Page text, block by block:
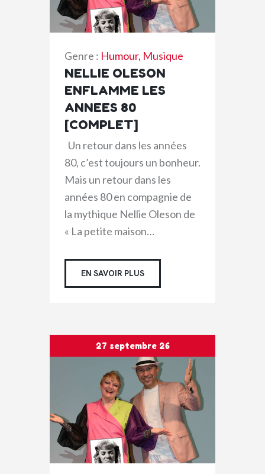
Genre : Humour, Musique
NELLIE OLESON
ENFLAMME LES
ANNEES 80
[COMPLET]
Un retour dans les années
80, c’est toujours un bonheur.
Mais un retour dans les
années 80 en compagnie de
la mythique Nellie Oleson de
« La petite maison…
EN SAVOIR PLUS
27 septembre 26